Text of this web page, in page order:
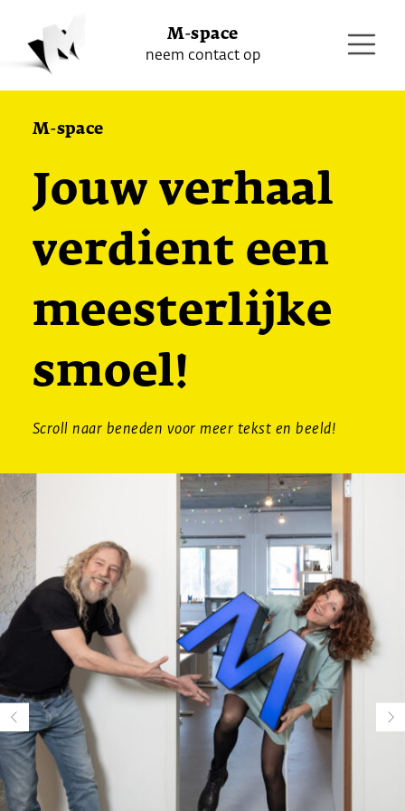
M-space
neem contact op
M-space
Jouw verhaal
verdient een
meesterlijke
smoel!
Scroll naar beneden voor meer tekst en beeld!